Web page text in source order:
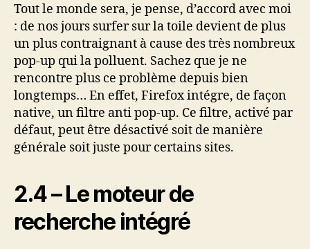
Tout le monde sera, je pense, d’accord avec moi
: de nos jours surfer sur la toile devient de plus
un plus contraignant à cause des très nombreux
pop-up qui la polluent. Sachez que je ne
rencontre plus ce problème depuis bien
longtemps… En effet, Firefox intégre, de façon
native, un filtre anti pop-up. Ce filtre, activé par
défaut, peut être désactivé soit de manière
générale soit juste pour certains sites.
2.4 – Le moteur de
recherche intégré